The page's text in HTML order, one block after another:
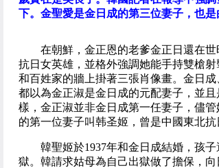
下。金聖愛是金日成的第三位妻子，也是
在朝鮮，金正恩的老爹金正日還在世
抗日女英雄，並格外強調她能手持雙槍
和百姓家的牆上掛著三張肖像畫。金日
都以為金正淑是金日成的元配妻子，並
樣，金正淑並非金日成第一任妻子，儘
的第一位妻子叫韩圣姬，曾是中國東北
韓聖姬於1937年和金日成結婚，孩子
獄。韓請求姑母為自己出獄做了擔保，